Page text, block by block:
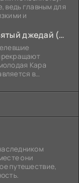
ведь главным для
и
Звёздные войны: Видения. Девятый джедай (2026)
Кара
в
они
путешествие,